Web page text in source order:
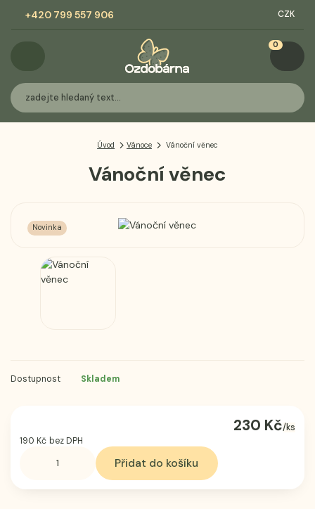
+420 799 557 906 CZK
0
Úvod Vánoce Vánoční věnec
Vánoční věnec
Novinka
Dostupnost Skladem
230 Kč/ks
190 Kč bez DPH
Přidat do košíku